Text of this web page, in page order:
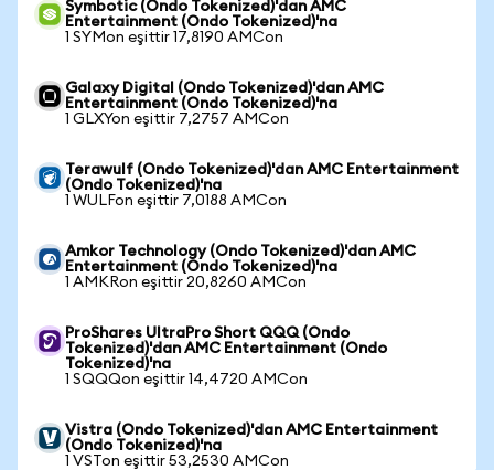
Symbotic (Ondo Tokenized)'dan AMC
Entertainment (Ondo Tokenized)'na
1 SYMon eşittir 17,8190 AMCon
Galaxy Digital (Ondo Tokenized)'dan AMC
Entertainment (Ondo Tokenized)'na
1 GLXYon eşittir 7,2757 AMCon
Terawulf (Ondo Tokenized)'dan AMC Entertainment
(Ondo Tokenized)'na
1 WULFon eşittir 7,0188 AMCon
Amkor Technology (Ondo Tokenized)'dan AMC
Entertainment (Ondo Tokenized)'na
1 AMKRon eşittir 20,8260 AMCon
ProShares UltraPro Short QQQ (Ondo
Tokenized)'dan AMC Entertainment (Ondo
Tokenized)'na
1 SQQQon eşittir 14,4720 AMCon
Vistra (Ondo Tokenized)'dan AMC Entertainment
(Ondo Tokenized)'na
1 VSTon eşittir 53,2530 AMCon